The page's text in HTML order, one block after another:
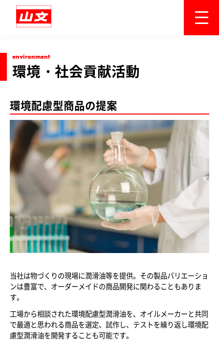
environment
環境・社会貢献活動
環境配慮型商品の提案
当社は物づくりの現場に潤滑油等を提供。その製品バリエーショ
ンは豊富で、オーダーメイドの商品開発に関わることもありま
す。
工場から相談された環境配慮型潤滑油を、オイルメーカーと共同
で最適と思われる商品を選定、試作し、テストを繰り返し環境配
慮型潤滑油を開発することも可能です。